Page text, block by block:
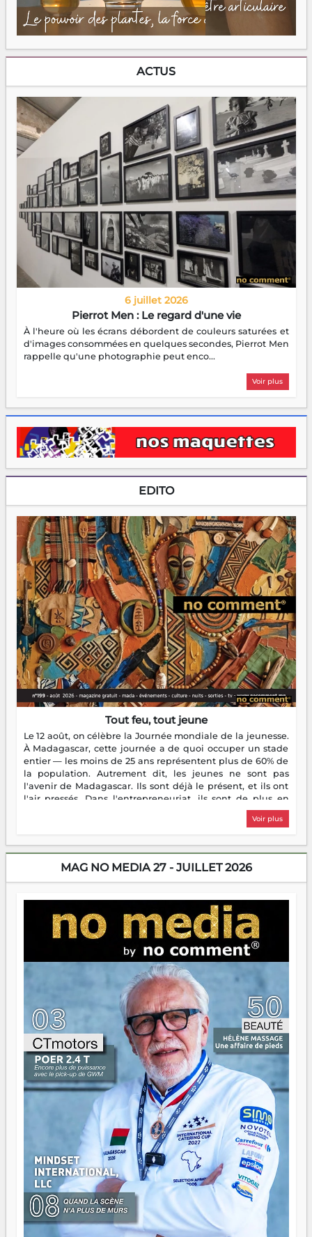
ACTUS
6 juillet 2026
Pierrot Men : Le regard d'une vie
À l'heure où les écrans débordent de couleurs saturées et
d'images consommées en quelques secondes, Pierrot Men
rappelle qu'une photographie peut enco...
Voir plus
EDITO
Tout feu, tout jeune
Le 12 août, on célèbre la Journée mondiale de la jeunesse.
À Madagascar, cette journée a de quoi occuper un stade
entier — les moins de 25 ans représentent plus de 60% de
la population. Autrement dit, les jeunes ne sont pas
l'avenir de Madagascar. Ils sont déjà le présent, et ils ont
l'air pressés. Dans l'entrepreneuriat, ils sont de plus en
plus nombreux à se lancer, à créer, à risquer — souvent
sans filet, souvent sans aide, mais toujours avec cette
dorment vraiment la nuit. En culture, les nouvelles sont
encore meilleures. Aina Rasamoelina vient de décrocher le
Prix RFI Instrumental Afrique. Miangaly Elia rafle le Prix
jeunes qui tiennent la torche. Alors oui, on pourrait
s'arrêter là, applaudir et rentrer chez soi satisfait. Mais ce
serait passer à côté d'une chose essentielle. La fougue, ça
brûle fort — et parfois, ça brûle vite. Une flamme sans
direction peut éclairer autant qu'elle peut consumer. C'est
là que les aînés entrent en scène — pas pour reprendre le
gouvernail, mais pour montrer où sont les récifs. Les jeunes
ont la force, les vieux ont l'expérience, comme on dit. Ce
n'est pas un combat de générations — c'est une question
d'équipage. Partagez vos réussites, mais aussi vos échecs.
Surtout vos échecs, d'ailleurs — ils enseignent mieux que
n'importe quel manuel. À Madagascar, la barque avance.
Il faut juste s'assurer que tout le monde rame dans le
même sens.
Voir plus
MAG NO MEDIA 27 - JUILLET 2026